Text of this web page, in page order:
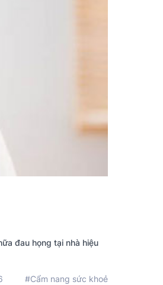
đau họng tại nhà hiệu
#Cẩm nang sức khoẻ